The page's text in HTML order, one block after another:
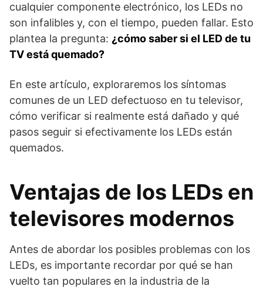
cualquier componente electrónico, los LEDs no
son infalibles y, con el tiempo, pueden fallar. Esto
plantea la pregunta: ¿cómo saber si el LED de tu
TV está quemado?
En este artículo, exploraremos los síntomas
comunes de un LED defectuoso en tu televisor,
cómo verificar si realmente está dañado y qué
pasos seguir si efectivamente los LEDs están
quemados.
Ventajas de los LEDs en
televisores modernos
Antes de abordar los posibles problemas con los
LEDs, es importante recordar por qué se han
vuelto tan populares en la industria de la